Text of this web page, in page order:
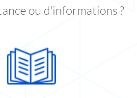
ou d'informations ?